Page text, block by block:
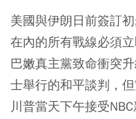
美國與伊朗日前簽訂
在內的所有戰線必須
巴嫩真主黨致命衝突
士舉行的和平談判，
川普當天下午接受